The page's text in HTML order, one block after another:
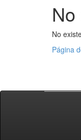
No
Página